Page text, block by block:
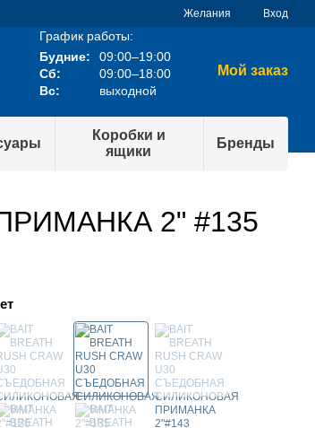
Желания Вход
График работы:
Будние:
09:00–19:00
Сб:
09:00–18:00
Вс:
выходной
Мой заказ
Коробки и
ящики
Бренды
2" #135